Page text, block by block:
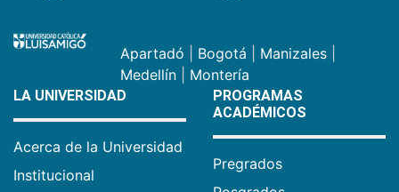
Apartadó Bogotá Manizales
Medellín
Montería
LA UNIVERSIDAD
Acerca de la Universidad
Institucional
PROGRAMAS
ACADÉMICOS
Pregrados